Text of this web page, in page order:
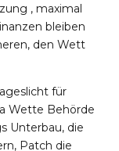
, maximal
bleiben
den Wett
für
Wette Behörde
Unterbau, die
Patch die